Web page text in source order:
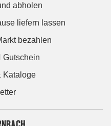
abholen
liefern lassen
bezahlen
Gutschein
Kataloge